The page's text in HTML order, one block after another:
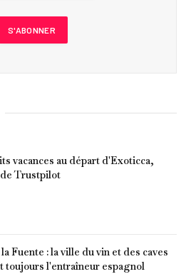
vacances au départ d'Exoticca,
Trustpilot
Fuente : la ville du vin et des caves
toujours l'entraîneur espagnol